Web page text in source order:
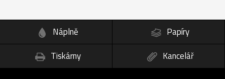
Náplně
Papíry
Tiskárny
Kancelář